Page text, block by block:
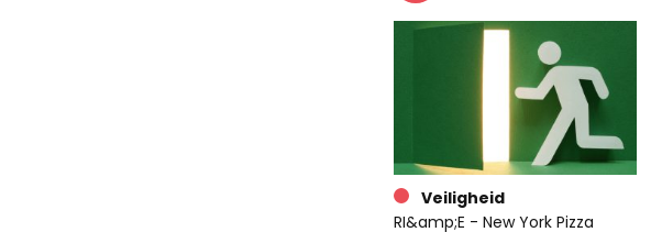
Veiligheid
RI&amp;E - New York Pizza